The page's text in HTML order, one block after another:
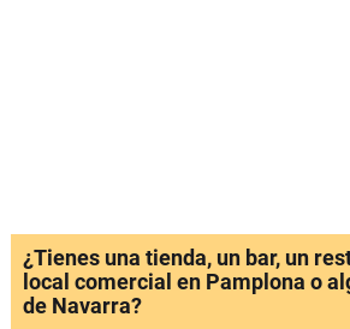
¿Tienes una tienda, un bar, un
local comercial en Pamplona o
de Navarra?